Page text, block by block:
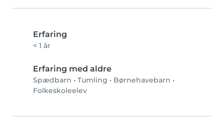
Erfaring
< 1 år
Erfaring med aldre
Spædbarn • Tumling • Børnehavebarn •
Folkeskoleelev